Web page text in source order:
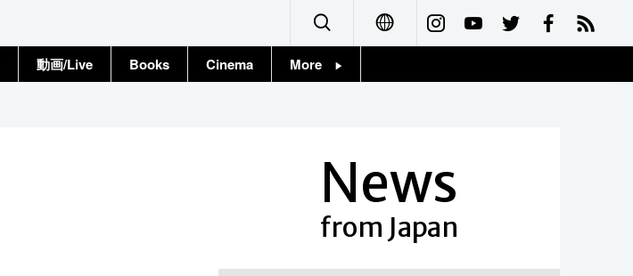
Français
動画/Live Books Cinema More
News
from Japan